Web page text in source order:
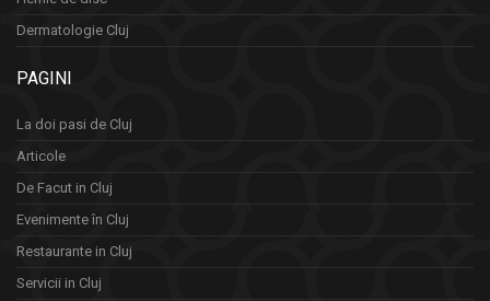
Dermatologie Cluj
PAGINI
La doi pasi de Cluj
Articole
De Facut in Cluj
Evenimente în Cluj
Restaurante in Cluj
Servicii in Cluj